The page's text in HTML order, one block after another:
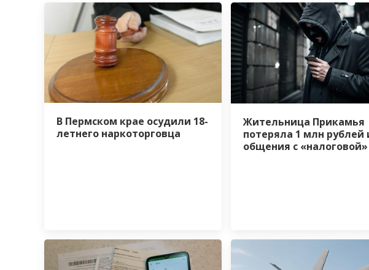
В Пермском крае осудили 18-
летнего наркоторговца
Жительница Прикамья
потеряла 1 млн рублей
общения с «налоговой»